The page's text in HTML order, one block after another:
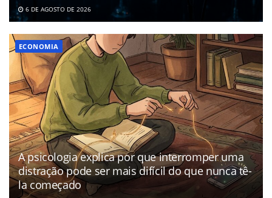
6 DE AGOSTO DE 2026
ECONOMIA
A psicologia explica por que interromper uma
distração pode ser mais difícil do que nunca tê-
la começado